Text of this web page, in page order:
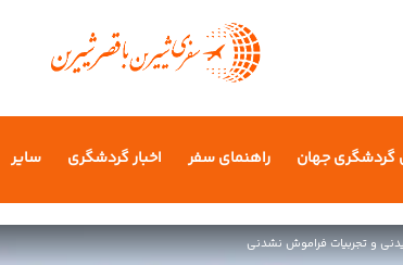
گردشگری جهان راهنمای سفر اخبار گردشگری سایر
و تجربیات فراموش‌ نشدنی